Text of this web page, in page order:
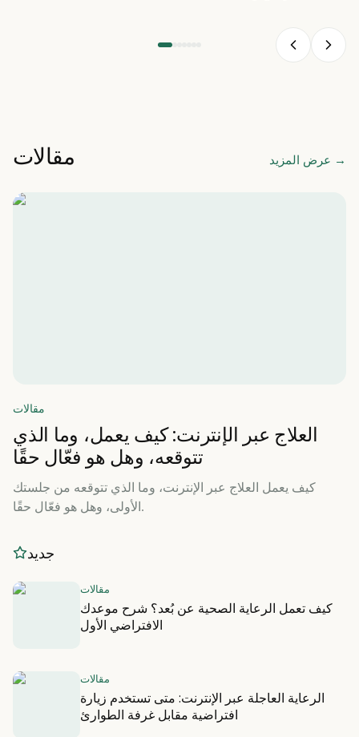
مقالات عرض المزيد →
مقالات
العلاج عبر الإنترنت: كيف يعمل، وما الذي
تتوقعه، وهل هو فعّال حقًا
كيف يعمل العلاج عبر الإنترنت، وما الذي تتوقعه من جلستك
الأولى، وهل هو فعّال حقًا.
جديد
مقالات
كيف تعمل الرعاية الصحية عن بُعد؟ شرح موعدك
الافتراضي الأول
مقالات
الرعاية العاجلة عبر الإنترنت: متى تستخدم زيارة
افتراضية مقابل غرفة الطوارئ